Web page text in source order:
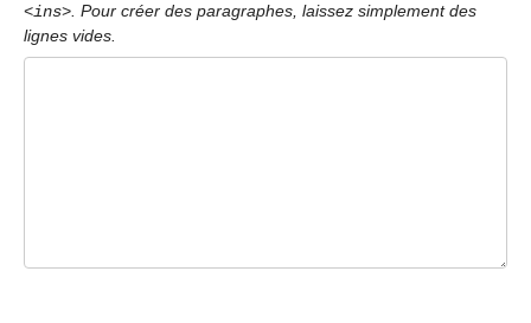
<ins> . Pour créer des paragraphes, laissez simplement des
lignes vides.